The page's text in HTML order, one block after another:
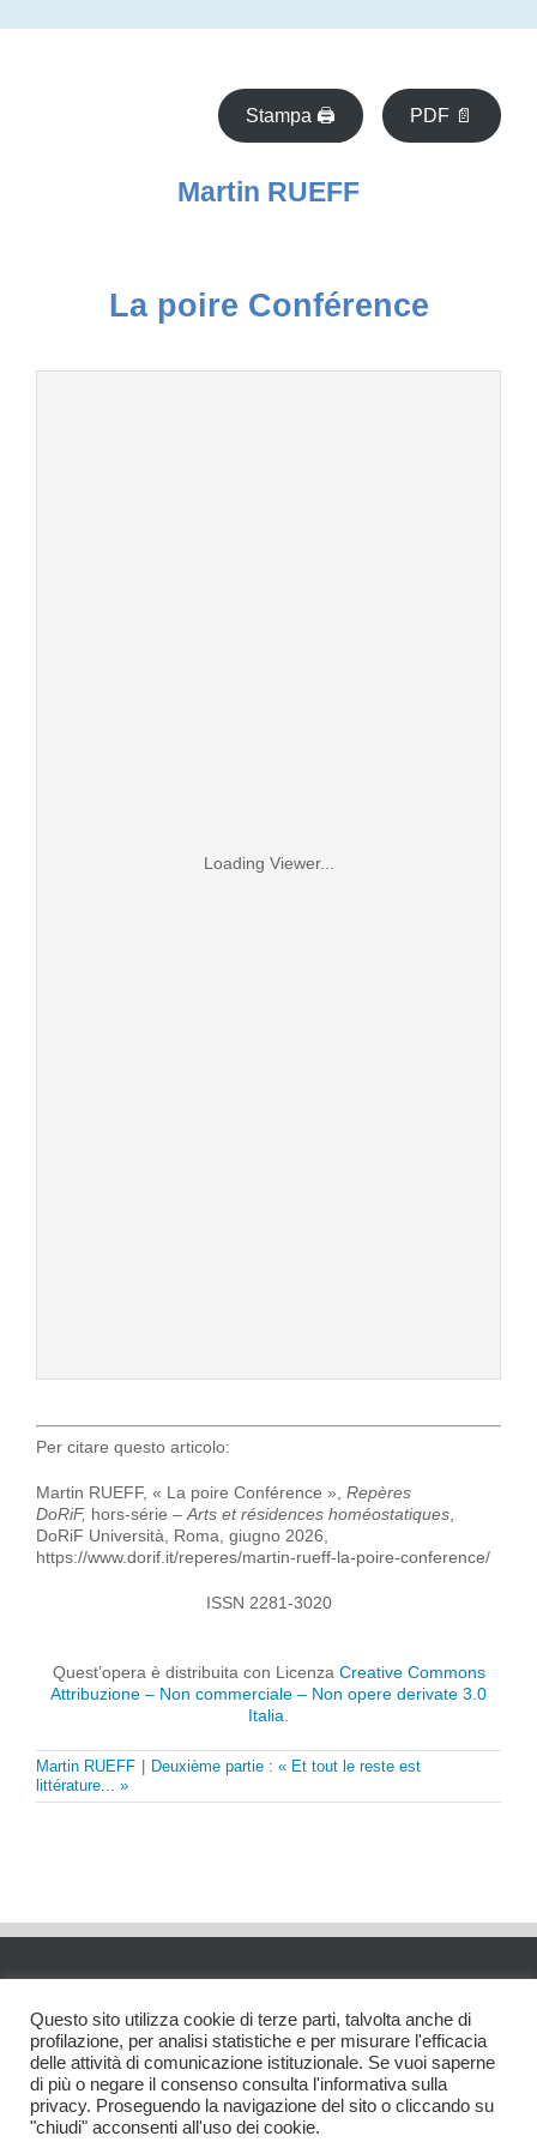
Stampa 🖨 PDF 📄
Martin RUEFF
La poire Conférence
Loading Viewer...
Per citare questo articolo:
Martin RUEFF, « La poire Conférence », Repères
DoRiF, hors-série – Arts et résidences homéostatiques
DoRiF Università, Roma, giugno 2026,
https://www.dorif.it/reperes/martin-rueff-la-poire-conference/
ISSN 2281-3020
Quest’opera è distribuita con Licenza Creative Commons
Attribuzione – Non commerciale – Non opere derivate 3.0
Italia
Martin RUEFF
Deuxième partie : « Et tout le reste est
littérature... »
Questo sito utilizza cookie di terze parti, talvolta anche di
profilazione, per analisi statistiche e per misurare l'efficacia
delle attività di comunicazione istituzionale. Se vuoi saperne
di più o negare il consenso consulta l'informativa sulla
privacy. Proseguendo la navigazione del sito o cliccando su
"chiudi" acconsenti all'uso dei cookie.